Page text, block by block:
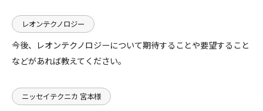
レオンテクノロジー
今後、レオンテクノロジーについて期待することや要望すること
などがあれば教えてください。
ニッセイテクニカ 宮本様